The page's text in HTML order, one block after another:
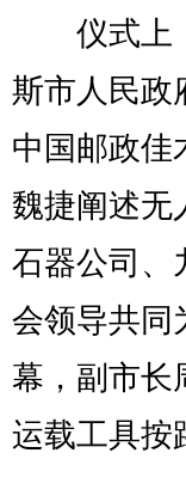
仪式上，
斯市人民政
中国邮政佳
魏捷阐述无
石器公司、
会领导共同
幕，副市长
运载工具按